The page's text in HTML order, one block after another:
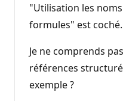
"Utilisation les
formules" est coché.
Je ne comprends
références
exemple ?